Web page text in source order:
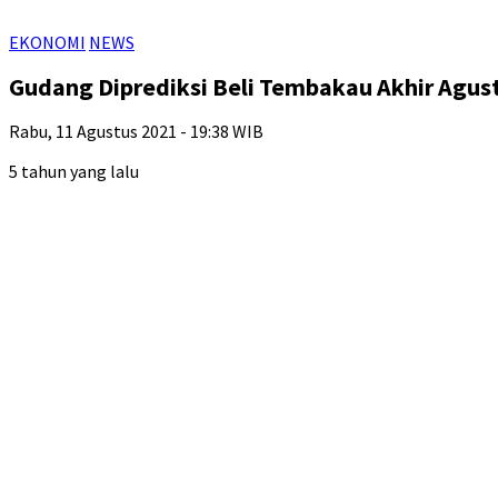
EKONOMI NEWS
Gudang Diprediksi Beli Tembakau Akhir
Rabu, 11 Agustus 2021 - 19:38 WIB
5 tahun yang lalu